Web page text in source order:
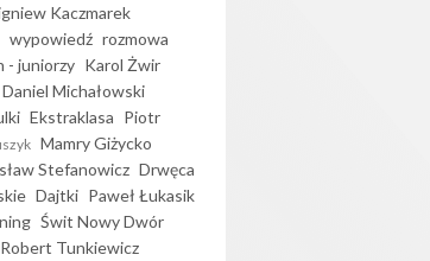
Kaczmarek
wypowiedź rozmowa
- juniorzy Karol Żwir
Daniel Michałowski
Ekstraklasa Piotr
Mamry Giżycko
Stefanowicz Drwęca
Dajtki Paweł Łukasik
Świt Nowy Dwór
Robert Tunkiewicz